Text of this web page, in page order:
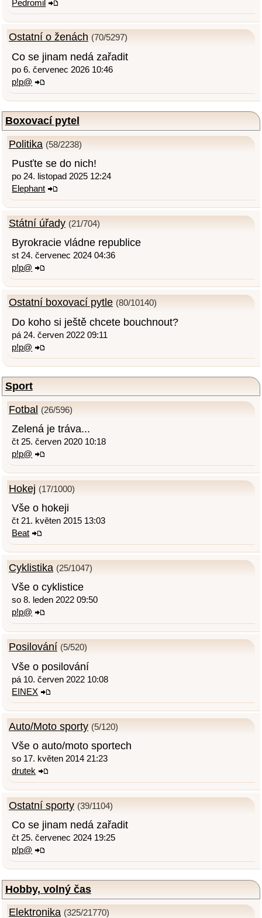
Pedromil
Ostatní o ženách (70/5297)
Co se jinam nedá zařadit
po 6. červenec 2026 10:46
p!p@
Boxovací pytel
Politika (58/2238)
Pusťte se do nich!
po 24. listopad 2025 12:24
Elephant
Státní úřady (21/704)
Byrokracie vládne republice
st 24. červenec 2024 04:36
p!p@
Ostatní boxovací pytle (80/10140)
Do koho si ještě chcete bouchnout?
pá 24. červen 2022 09:11
p!p@
Sport
Fotbal (26/596)
Zelená je tráva...
čt 25. červen 2020 10:18
p!p@
Hokej (17/1000)
Vše o hokeji
čt 21. květen 2015 13:03
Beat
Cyklistika (25/1047)
Vše o cyklistice
so 8. leden 2022 09:50
p!p@
Posilování (5/520)
Vše o posilování
pá 10. červen 2022 10:08
EINEX
Auto/Moto sporty (5/120)
Vše o auto/moto sportech
so 17. květen 2014 21:23
drutek
Ostatní sporty (39/1104)
Co se jinam nedá zařadit
čt 25. červenec 2024 19:25
p!p@
Hobby, volný čas
Elektronika (325/21770)